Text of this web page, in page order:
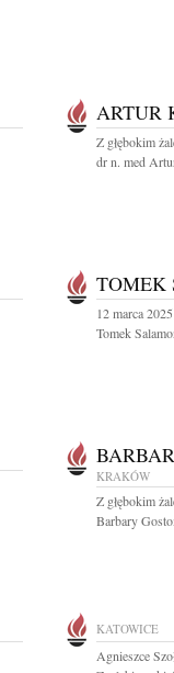
ARTUR
Z głębokim
dr n. med
TOMEK
12 marca
Tomek
KRAKÓW
Z głębokim
Barbary
KATOWICE
Agnieszce